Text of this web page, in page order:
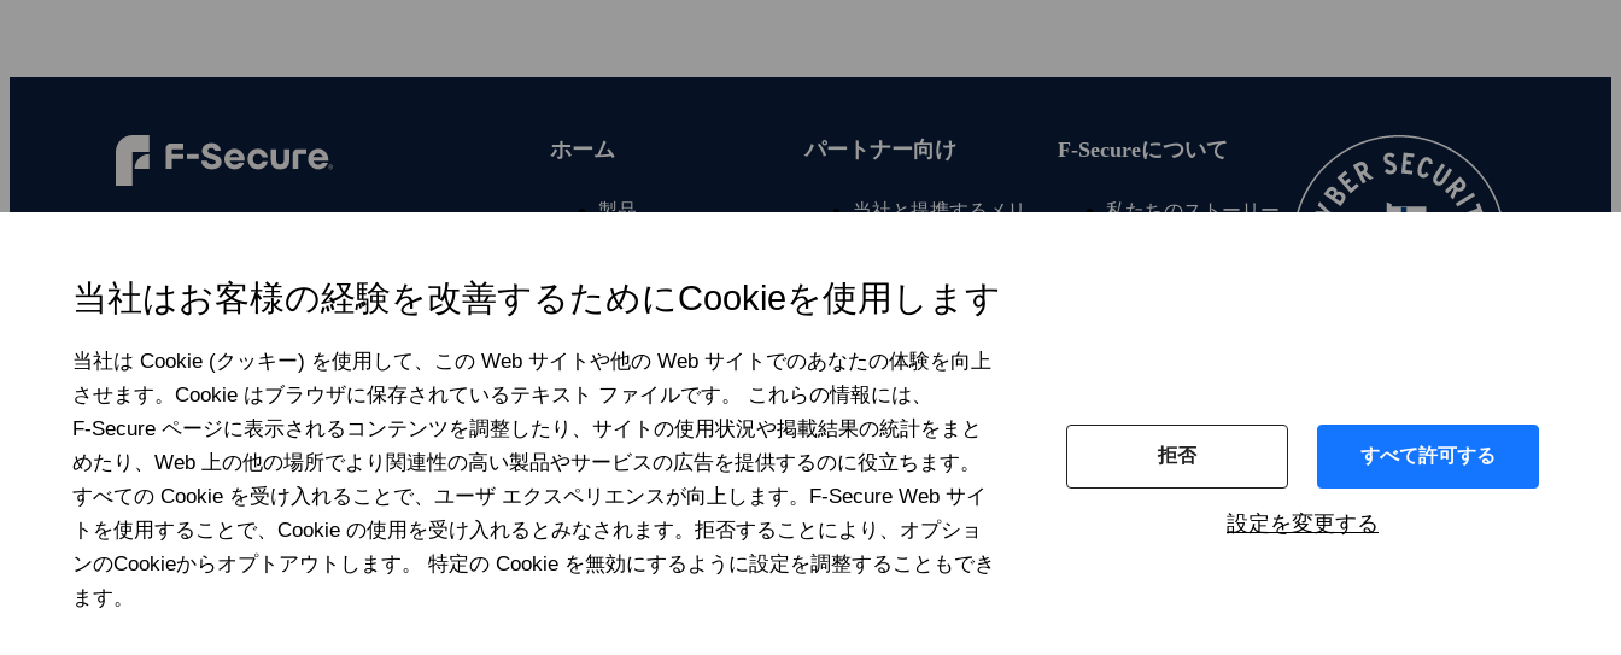
ホーム
製品
記事
無料ツール
My F‑Secure
サポートのお問い合
わせ
パートナー向け
当社と提携するメリ
小売業者向け
銀行向け
保険会社向け
アフィリエイトプロ
グラム
お問い合わせ
F‑Secureについて
私たちのストーリー
当社はお客様の経験を改善するためにCookieを使用します
当社は Cookie (クッキー) を使用して、この Web サイトや他の Web サイトでのあなたの体験を向上
させます。Cookie はブラウザに保存されているテキスト ファイルです。 これらの情報には、
F‑Secure ページに表示されるコンテンツを調整したり、サイトの使用状況や掲載結果の統計をまと
めたり、Web 上の他の場所でより関連性の高い製品やサービスの広告を提供するのに役立ちます。
すべての Cookie を受け入れることで、ユーザ エクスペリエンスが向上します。F‑Secure Web サイ
トを使用することで、Cookie の使用を受け入れるとみなされます。拒否することにより、オプショ
ンのCookieからオプトアウトします。 特定の Cookie を無効にするように設定を調整することもでき
ます。
すべて許可する
拒否
設定を変更する